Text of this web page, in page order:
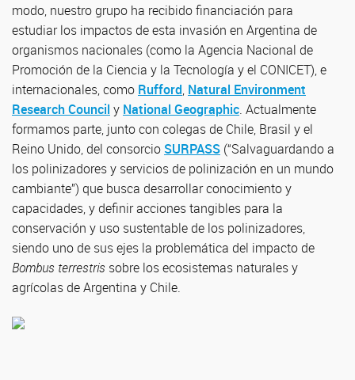
modo, nuestro grupo ha recibido financiación para
estudiar los impactos de esta invasión en Argentina de
organismos nacionales (como la Agencia Nacional de
Promoción de la Ciencia y la Tecnología y el CONICET), e
internacionales, como Rufford, Natural Environment
Research Council y National Geographic. Actualmente
formamos parte, junto con colegas de Chile, Brasil y el
Reino Unido, del consorcio SURPASS (“Salvaguardando a
los polinizadores y servicios de polinización en un mundo
cambiante”) que busca desarrollar conocimiento y
capacidades, y definir acciones tangibles para la
conservación y uso sustentable de los polinizadores,
siendo uno de sus ejes la problemática del impacto de
Bombus terrestris sobre los ecosistemas naturales y
agrícolas de Argentina y Chile.